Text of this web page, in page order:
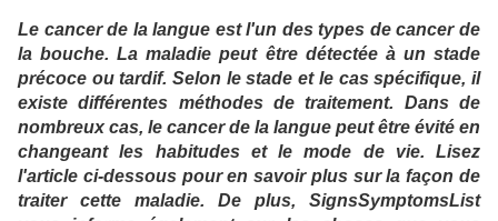
i
o
n
Le cancer de la langue est l'un des types de cancer de
la bouche. La maladie peut être détectée à un stade
précoce ou tardif. Selon le stade et le cas spécifique, il
existe différentes méthodes de traitement. Dans de
nombreux cas, le cancer de la langue peut être évité en
changeant les habitudes et le mode de vie. Lisez
l'article ci-dessous pour en savoir plus sur la façon de
traiter cette maladie. De plus, SignsSymptomsList